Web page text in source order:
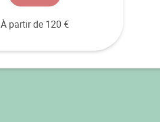
À partir de 120 €